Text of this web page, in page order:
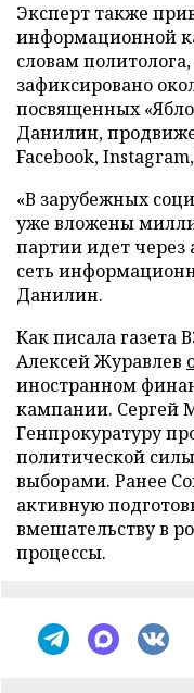
Эксперт также
информационной
словам
зафиксировано
посвященных
Данилин,
Facebook,
«В зарубежных
уже вложены
партии идет через
сеть
Данилин.
Как писала газета
Алексей Журавлев
иностранном
кампании. Сергей
Генпрокуратуру
политической
выборами. Ранее
активную
вмешательству в
процессы.